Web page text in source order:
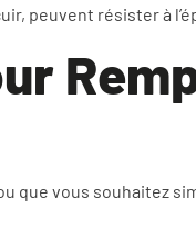
peuvent résister à
que vous souhaitez